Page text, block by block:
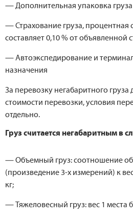
— Дополнительная упаковка груза
— Страхование груза, процентная
составляет 0,10 % от объявленной
— Автоэкспедирование и
назначения
За перевозку негабаритного груза
стоимости перевозки, условия
отдельно.
Груз считается негабаритным в
— Объемный груз: соотношение
(произведение 3-х измерений) к
кг;
— Тяжеловесный груз: вес 1 места